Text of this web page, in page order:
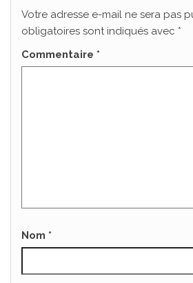
Votre adresse e-mail ne sera pas
obligatoires sont indiqués avec *
Commentaire *
Nom *